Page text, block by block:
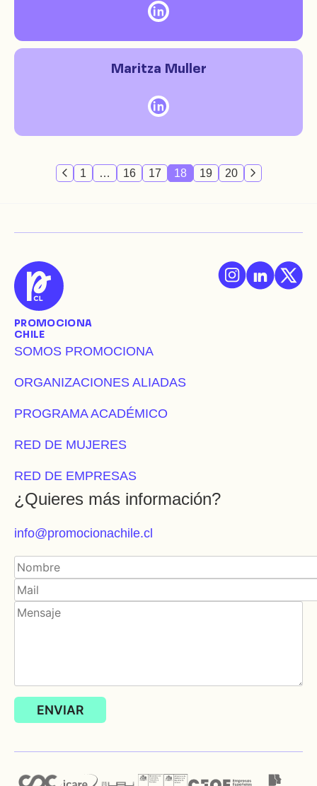
Maritza Muller
1 … 16 17 18 19 20
PROMOCIONA
CHILE
SOMOS PROMOCIONA
ORGANIZACIONES ALIADAS
PROGRAMA ACADÉMICO
RED DE MUJERES
RED DE EMPRESAS
¿Quieres más información?
info@promocionachile.cl